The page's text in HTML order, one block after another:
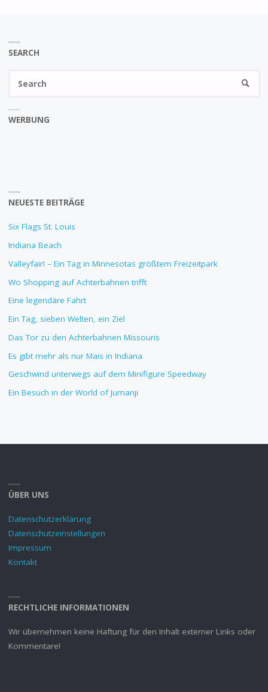
SEARCH
WERBUNG
NEUESTE BEITRÄGE
Six Flags St. Louis
Indiana Beach
Valleyfair! – Ein Tag in Minnesotas größtem Freizeitpark
Wo Shopping auf Achterbahnen trifft
Eine legendäre Fahrt
Ein Tag, sieben Welten, ein Ziel
Das Tor zu den Achterbahnen Missouris
Es gibt mehr als nur Mais in Indiana
Geschwind unterwegs auf dem Minifigure Speedway
Ein Besuch in der World of Jumanji
ÜBER UNS
Datenschutzerklärung
Datenschutzeinstellungen
Impressum
Kontakt
RECHTLICHE INFORMATIONEN
Wir übernehmen keine Haftung für den Inhalt externer Links oder
Kommentare!